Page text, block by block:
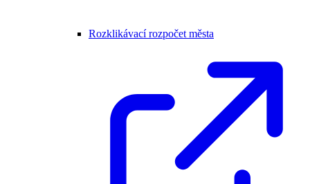
Rozklikávací rozpočet města